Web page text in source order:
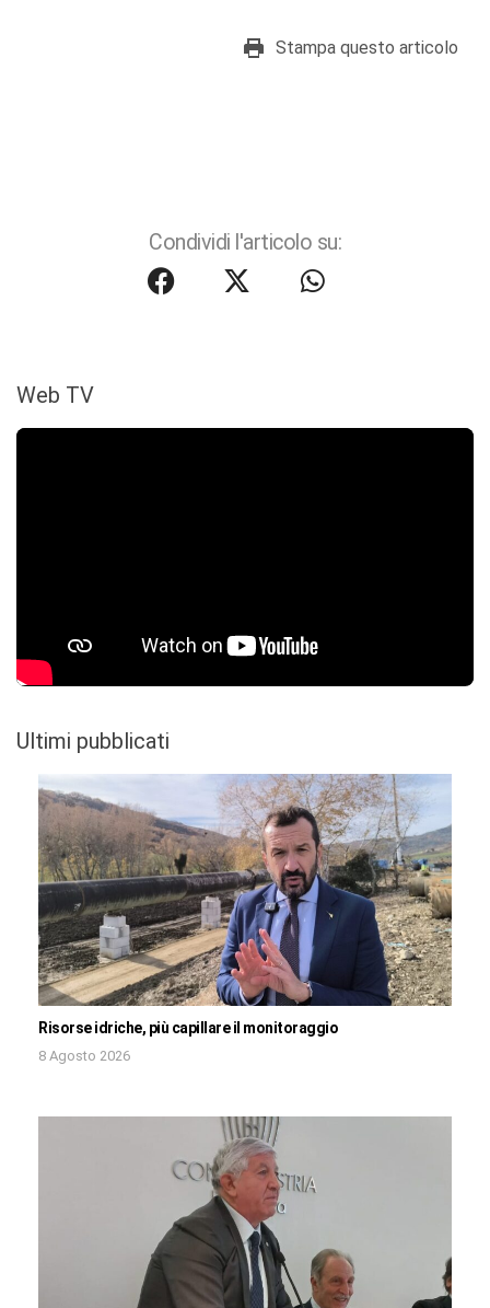
Stampa questo articolo
Condividi l'articolo su:
Web TV
Ultimi pubblicati
Risorse idriche, più capillare il monitoraggio
8 Agosto 2026